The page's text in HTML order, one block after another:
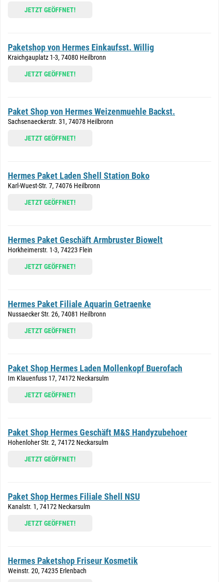
JETZT GEÖFFNET!
Paketshop von Hermes Einkaufsst. Willig
Kraichgauplatz 1-3, 74080 Heilbronn
JETZT GEÖFFNET!
Paket Shop von Hermes Weizenmuehle Backst.
Sachsenaeckerstr. 31, 74078 Heilbronn
JETZT GEÖFFNET!
Hermes Paket Laden Shell Station Boko
Karl-Wuest-Str. 7, 74076 Heilbronn
JETZT GEÖFFNET!
Hermes Paket Geschäft Armbruster Biowelt
Horkheimerstr. 1-3, 74223 Flein
JETZT GEÖFFNET!
Hermes Paket Filiale Aquarin Getraenke
Nussaecker Str. 26, 74081 Heilbronn
JETZT GEÖFFNET!
Paket Shop Hermes Laden Mollenkopf Buerofach
Im Klauenfuss 17, 74172 Neckarsulm
JETZT GEÖFFNET!
Paket Shop Hermes Geschäft M&S Handyzubehoer
Hohenloher Str. 2, 74172 Neckarsulm
JETZT GEÖFFNET!
Paket Shop Hermes Filiale Shell NSU
Kanalstr. 1, 74172 Neckarsulm
JETZT GEÖFFNET!
Hermes Paketshop Friseur Kosmetik
Weinstr. 20, 74235 Erlenbach